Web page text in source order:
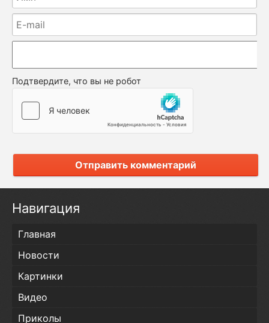
Подтвердите, что вы не робот
Отправить комментарий
Навигация
Главная
Новости
Картинки
Видео
Приколы